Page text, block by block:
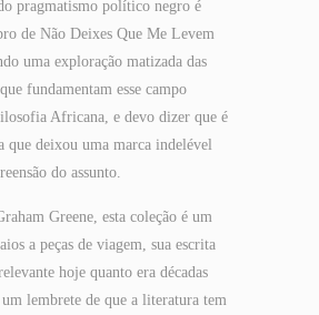
pragmatismo político negro é
de Não Deixes Que Me Levem
uma exploração matizada das
fundamentam esse campo
Africana, e devo dizer que é
que deixou uma marca indelével
do assunto.
Greene, esta coleção é um
a peças de viagem, sua escrita
hoje quanto era décadas
lembrete de que a literatura tem